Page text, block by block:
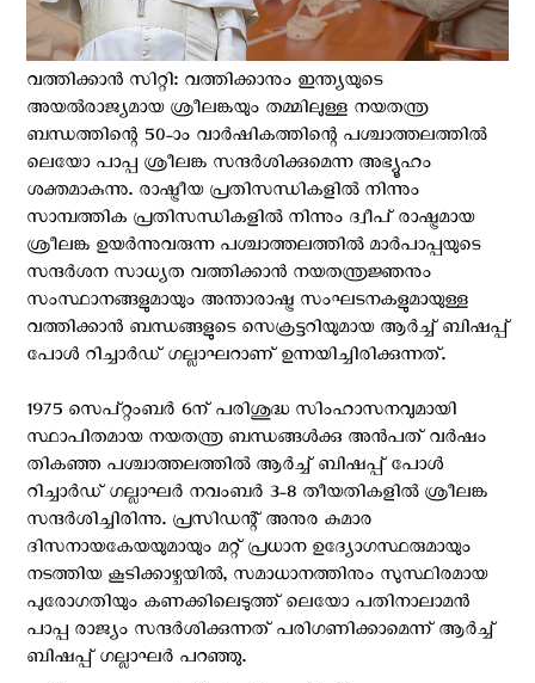
വത്തിക്കാന്‍ സിറ്റി: വത്തിക്കാനും ഇന്ത്യയുടെ
അയല്‍രാജ്യമായ ശ്രീലങ്കയും തമ്മിലുള്ള നയതന്ത്ര
ബന്ധത്തിന്റെ 50-ാം വാർഷികത്തിന്റെ പശ്ചാത്തലത്തില്‍
ലെയോ പാപ്പ ശ്രീലങ്ക സന്ദര്‍ശിക്കുമെന്ന അഭ്യൂഹം
ശക്തമാകുന്നു. രാഷ്ട്രീയ പ്രതിസന്ധികളിൽ നിന്നും
സാമ്പത്തിക പ്രതിസന്ധികളിൽ നിന്നും ദ്വീപ് രാഷ്ട്രമായ
ശ്രീലങ്ക ഉയർന്നുവരുന്ന പശ്ചാത്തലത്തില്‍ മാർപാപ്പയുടെ
സന്ദർശന സാധ്യത വത്തിക്കാൻ നയതന്ത്രജ്ഞനും
സംസ്ഥാനങ്ങളുമായും അന്താരാഷ്ട്ര സംഘടനകളുമായുള്ള
വത്തിക്കാന്‍ ബന്ധങ്ങളുടെ സെക്രട്ടറിയുമായ ആർച്ച് ബിഷപ്പ്
പോൾ റിച്ചാർഡ് ഗല്ലാഘറാണ് ഉന്നയിച്ചിരിക്കുന്നത്.
1975 സെപ്റ്റംബർ 6ന് പരിശുദ്ധ സിംഹാസനവുമായി
സ്ഥാപിതമായ നയതന്ത്ര ബന്ധങ്ങള്‍ക്കു അന്‍പത് വര്‍ഷം
തികഞ്ഞ പശ്ചാത്തലത്തില്‍ ആർച്ച് ബിഷപ്പ് പോൾ
റിച്ചാർഡ് ഗല്ലാഘർ നവംബർ 3-8 തീയതികളിൽ ശ്രീലങ്ക
സന്ദർശിച്ചിരിന്നു. പ്രസിഡന്റ് അനുര കുമാര
ദിസനായകേയയുമായും മറ്റ് പ്രധാന ഉദ്യോഗസ്ഥരുമായും
നടത്തിയ കൂടിക്കാഴ്ചയിൽ, സമാധാനത്തിനും സുസ്ഥിരമായ
പുരോഗതിയും കണക്കിലെടുത്ത് ലെയോ പതിനാലാമൻ
പാപ്പ രാജ്യം സന്ദർശിക്കുന്നത് പരിഗണിക്കാമെന്ന് ആർച്ച്
ബിഷപ്പ് ഗല്ലാഘർ പറഞ്ഞു.